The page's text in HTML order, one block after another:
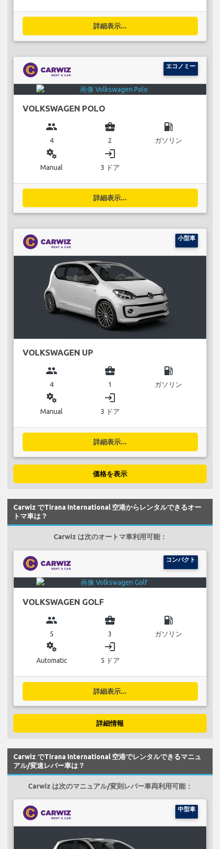
詳細表示...
エコノミー
VOLKSWAGEN POLO
group
4
business_center
2
local_gas_station
ガソリン
miscellaneous_services
Manual
login
3 ドア
詳細表示...
小型車
VOLKSWAGEN UP
group
4
business_center
1
local_gas_station
ガソリン
miscellaneous_services
Manual
login
3 ドア
詳細表示...
価格を表示
Carwiz でTirana International 空港からレンタルできるオー
トマ車は？
Carwiz は次のオートマ車利用可能：
コンパクト
VOLKSWAGEN GOLF
group
5
business_center
3
local_gas_station
ガソリン
miscellaneous_services
Automatic
login
5 ドア
詳細表示...
詳細情報
Carwiz でTirana International 空港でレンタルできるマニュ
アル/変速レバー車は？
Carwiz は次のマニュアル/変則レバー車両利用可能：
中型車